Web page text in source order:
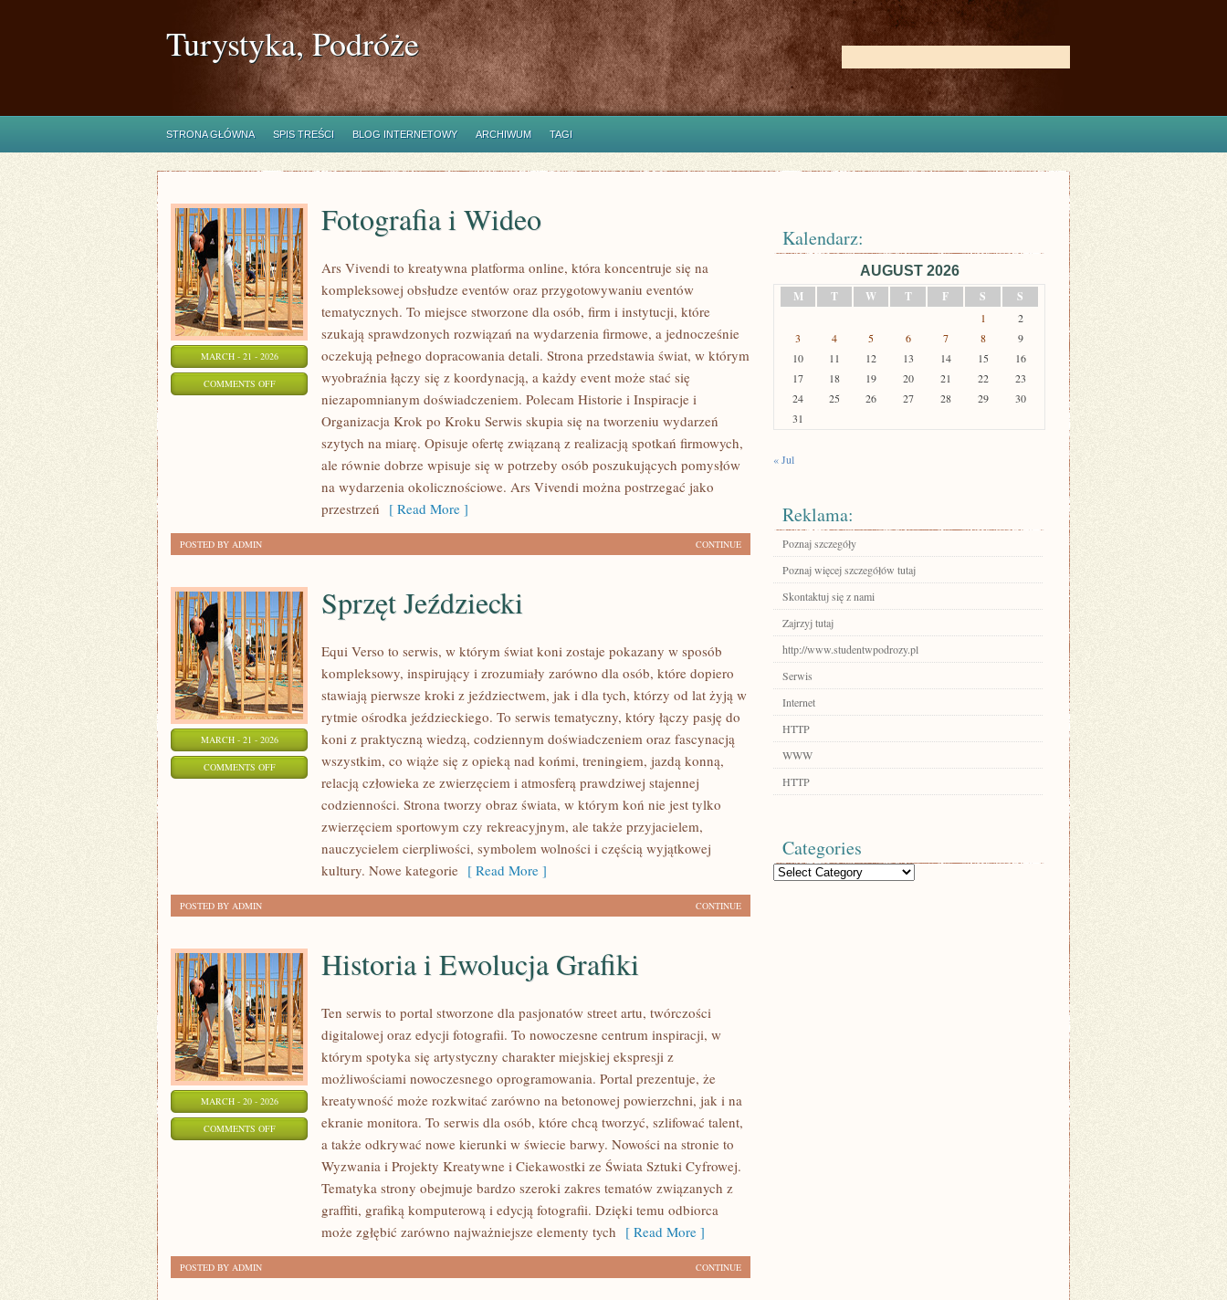
Turystyka, Podróże
STRONA GŁÓWNA SPIS TREŚCI BLOG INTERNETOWY ARCHIWUM TAGI
MARCH - 21 - 2026
COMMENTS OFFON
FOTOGRAFIA
Fotografia i Wideo
Ars Vivendi to kreatywna platforma online, która koncentruje się na
kompleksowej obsłudze eventów oraz przygotowywaniu eventów
tematycznych. To miejsce stworzone dla osób, firm i instytucji, które
szukają sprawdzonych rozwiązań na wydarzenia firmowe, a jednocześnie
oczekują pełnego dopracowania detali. Strona przedstawia świat, w którym
wyobraźnia łączy się z koordynacją, a każdy event może stać się
niezapomnianym doświadczeniem. Polecam Historie i Inspiracje i
Organizacja Krok po Kroku Serwis skupia się na tworzeniu wydarzeń
szytych na miarę. Opisuje ofertę związaną z realizacją spotkań firmowych,
ale równie dobrze wpisuje się w potrzeby osób poszukujących pomysłów
na wydarzenia okolicznościowe. Ars Vivendi można postrzegać jako
przestrzeń [ Read More ]
CONTINUE
POSTED BY ADMIN
MARCH - 21 - 2026
COMMENTS OFFON
JEŹDZIECKI
Sprzęt Jeździecki
Equi Verso to serwis, w którym świat koni zostaje pokazany w sposób
kompleksowy, inspirujący i zrozumiały zarówno dla osób, które dopiero
stawiają pierwsze kroki z jeździectwem, jak i dla tych, którzy od lat żyją w
rytmie ośrodka jeździeckiego. To serwis tematyczny, który łączy pasję do
koni z praktyczną wiedzą, codziennym doświadczeniem oraz fascynacją
wszystkim, co wiąże się z opieką nad końmi, treningiem, jazdą konną,
relacją człowieka ze zwierzęciem i atmosferą prawdziwej stajennej
codzienności. Strona tworzy obraz świata, w którym koń nie jest tylko
zwierzęciem sportowym czy rekreacyjnym, ale także przyjacielem,
nauczycielem cierpliwości, symbolem wolności i częścią wyjątkowej
kultury. Nowe kategorie [ Read More ]
CONTINUE
POSTED BY ADMIN
MARCH - 20 - 2026
COMMENTS OFFON
Historia i Ewolucja Grafiki
Ten serwis to portal stworzone dla pasjonatów street artu, twórczości
digitalowej oraz edycji fotografii. To nowoczesne centrum inspiracji, w
którym spotyka się artystyczny charakter miejskiej ekspresji z
możliwościami nowoczesnego oprogramowania. Portal prezentuje, że
kreatywność może rozkwitać zarówno na betonowej powierzchni, jak i na
ekranie monitora. To serwis dla osób, które chcą tworzyć, szlifować talent,
a także odkrywać nowe kierunki w świecie barwy. Nowości na stronie to
Wyzwania i Projekty Kreatywne i Ciekawostki ze Świata Sztuki Cyfrowej.
Tematyka strony obejmuje bardzo szeroki zakres tematów związanych z
graffiti, grafiką komputerową i edycją fotografii. Dzięki temu odbiorca
może zgłębić zarówno najważniejsze elementy tych [ Read More ]
CONTINUE
POSTED BY ADMIN
Kalendarz:
AUGUST 2026
M
T W T F S S
1
2
3
4 5 6 7 8
9
10
11 12 13 14 15
16
17
18 19 20 21 22
23
24
25 26 27 28 29
30
31
« Jul
Reklama:
Poznaj szczegóły
Poznaj więcej szczegółów tutaj
Skontaktuj się z nami
Zajrzyj tutaj
http://www.studentwpodrozy.pl
Serwis
Internet
HTTP
WWW
HTTP
Categories
Categories